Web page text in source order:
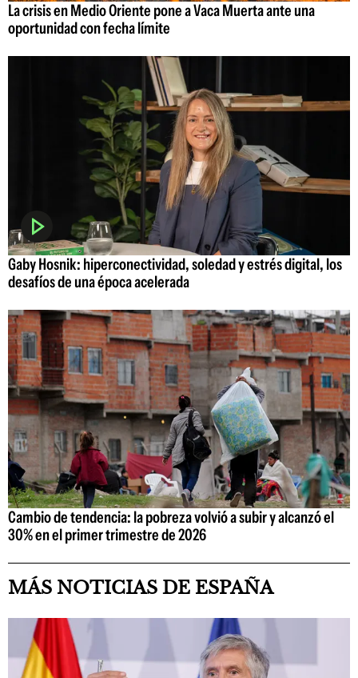
La crisis en Medio Oriente pone a Vaca Muerta ante una
oportunidad con fecha límite
Gaby Hosnik: hiperconectividad, soledad y estrés digital, los
desafíos de una época acelerada
Cambio de tendencia: la pobreza volvió a subir y alcanzó el
30% en el primer trimestre de 2026
MÁS NOTICIAS DE ESPAÑA